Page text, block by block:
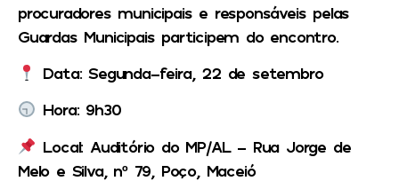
procuradores municipais e responsáveis pelas
Guardas Municipais participem do encontro.
Data:Segunda-feira, 22 de setembro
Hora: 9h30
Local: Auditório do MP/AL – Rua Jorge de
Melo e Silva, nº 79, Poço, Maceió